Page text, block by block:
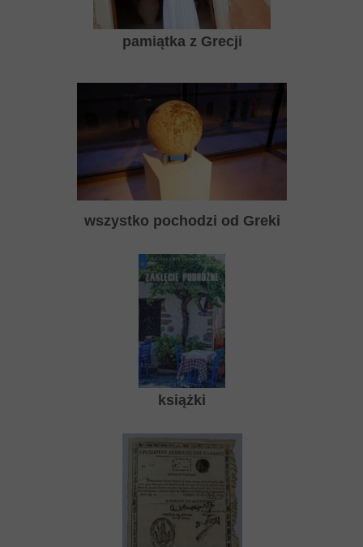
pamiątka z Grecji
wszystko pochodzi od Greki
książki